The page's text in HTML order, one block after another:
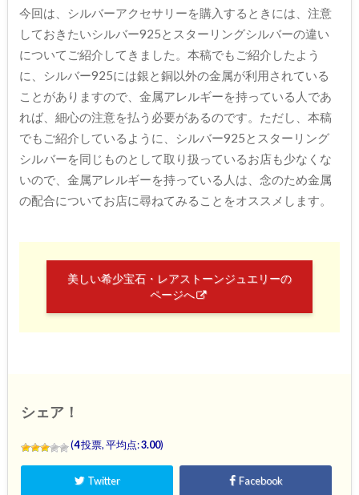
今回は、シルバーアクセサリーを購入するときには、注意
しておきたいシルバー925とスターリングシルバーの違い
についてご紹介してきました。本稿でもご紹介したよう
に、シルバー925には銀と銅以外の金属が利用されている
ことがありますので、金属アレルギーを持っている人であ
れば、細心の注意を払う必要があるのです。ただし、本稿
でもご紹介しているように、シルバー925とスターリング
シルバーを同じものとして取り扱っているお店も少なくな
いので、金属アレルギーを持っている人は、念のため金属
の配合についてお店に尋ねてみることをオススメします。
美しい希少宝石・レアストーンジュエリーの
ページへ
シェア！
(4投票, 平均点:3.00)
Twitter Facebook